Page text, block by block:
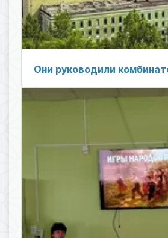
Они руководили